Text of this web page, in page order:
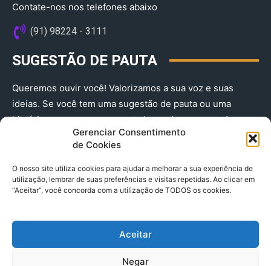
Gerenciar Consentimento
de Cookies
O nosso site utiliza cookies para ajudar a melhorar a sua experiência de
utilização, lembrar de suas preferências e visitas repetidas. Ao clicar em
“Aceitar”, você concorda com a utilização de TODOS os cookies.
Aceitar
Negar
Contate-nos nos telefones abaixo
(91) 98224 - 3111
SUGESTÃO DE PAUTA
Queremos ouvir você! Valorizamos a sua voz e suas
ideias. Se você tem uma sugestão de pauta ou uma
história que merece ser contada, envie-nos agora!
(91) 98224 - 3111
© 2025 A Província do Pará CNPJ: 04.901.141/0001-36 End .
Trav. Quintino Bocaiuva 2301, Ed. Rogério Fernandez – Sala